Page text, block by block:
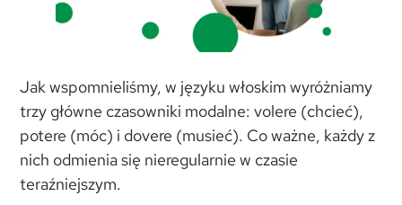
Jak wspomnieliśmy, w języku włoskim wyróżniamy
trzy główne czasowniki modalne: volere (chcieć),
potere (móc) i dovere (musieć). Co ważne, każdy z
nich odmienia się nieregularnie w czasie
teraźniejszym.